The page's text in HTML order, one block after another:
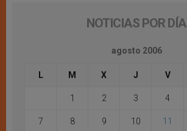
NOTICIAS POR DÍA
agosto 2006
L M X J V
1 2 3 4
7 8 9 10 11